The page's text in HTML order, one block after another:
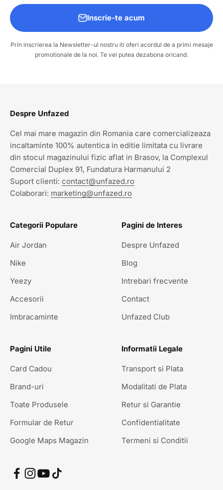
Inscrie-te acum
Prin inscrierea la Newsletter-ul nostru iti oferi acordul de a primi mesaje
promotionale de la noi. Te vei putea dezabona oricand.
Despre Unfazed
Cel mai mare magazin din Romania care comercializeaza
incaltaminte 100% autentica in editie limitata cu livrare
din stocul magazinului fizic aflat in Brasov, la Complexul
Comercial Duplex 91, Fundatura Harmanului 2
Suport clienti: contact@unfazed.ro
Colaborari: marketing@unfazed.ro
Categorii Populare
Air Jordan
Nike
Yeezy
Accesorii
Imbracaminte
Pagini de Interes
Despre Unfazed
Blog
Intrebari frecvente
Contact
Unfazed Club
Pagini Utile
Card Cadou
Brand-uri
Toate Produsele
Formular de Retur
Google Maps Magazin
Informatii Legale
Transport si Plata
Modalitati de Plata
Retur si Garantie
Confidentialitate
Termeni si Conditii